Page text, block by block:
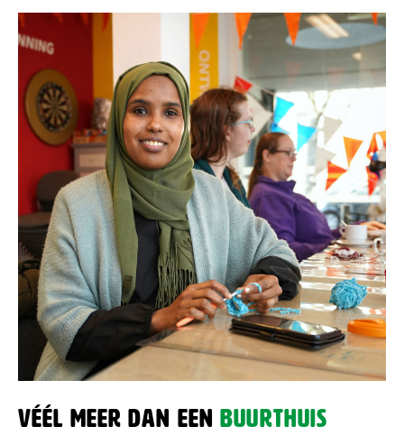
Véél meer dan een buurthuis